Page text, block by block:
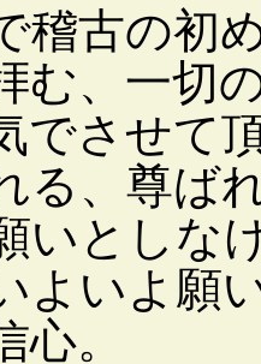
古の初
む、一切
でさせて
る、尊ば
いとしな
よいよ願
心。